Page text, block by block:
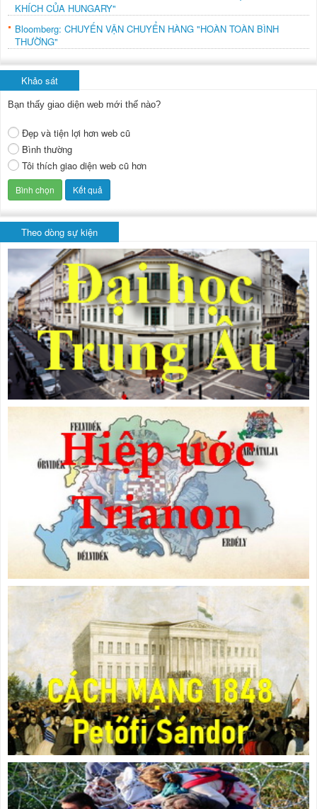
KHÍCH CỦA HUNGARY"
Bloomberg: CHUYẾN VẬN CHUYỂN HÀNG "HOÀN TOÀN BÌNH
THƯỜNG"
Khảo sát
Bạn thấy giao diện web mới thế nào?
Đẹp và tiện lợi hơn web cũ
Bình thường
Tôi thích giao diện web cũ hơn
Theo dòng sự kiện